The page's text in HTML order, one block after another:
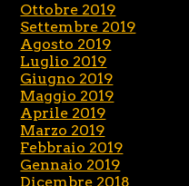
Ottobre 2019
Settembre 2019
Agosto 2019
Luglio 2019
Giugno 2019
Maggio 2019
Aprile 2019
Marzo 2019
Febbraio 2019
Gennaio 2019
Dicembre 2018